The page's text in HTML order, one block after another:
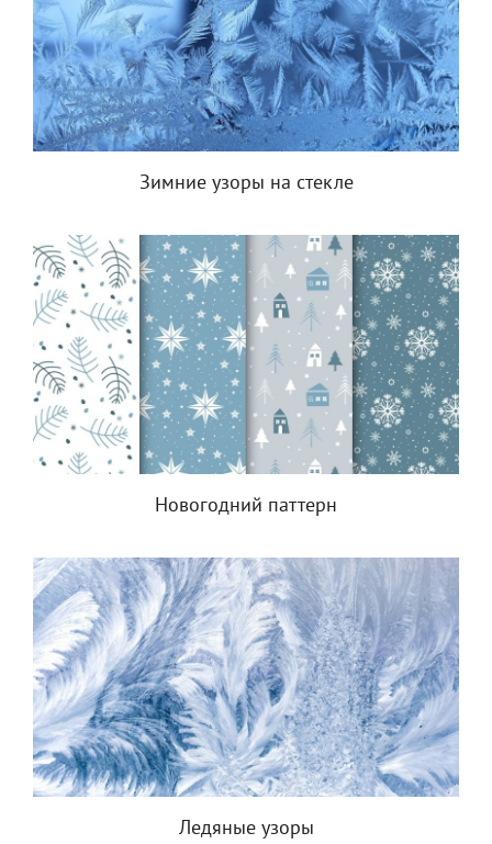
Зимние узоры на стекле
Новогодний паттерн
Ледяные узоры